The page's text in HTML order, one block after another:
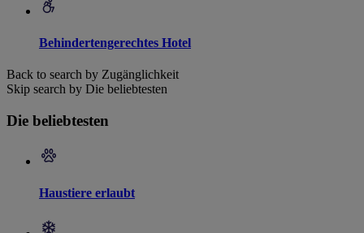
Behindertengerechtes Hotel
Back to search by Zugänglichkeit
Skip search by Die beliebtesten
Die beliebtesten
Haustiere erlaubt